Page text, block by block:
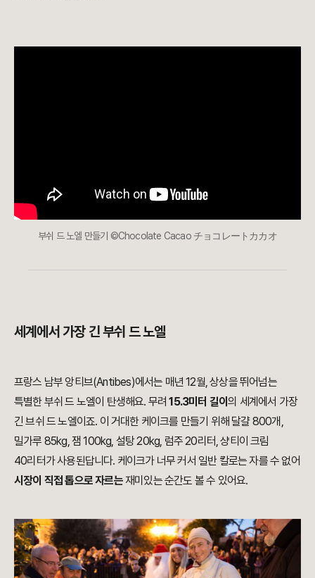
부쉬 드 노엘 만들기 ©Chocolate Cacao チョコレートカカオ
세계에서 가장 긴 부쉬 드 노엘
프랑스 남부 앙티브(Antibes)에서는 매년 12월, 상상을 뛰어넘는
특별한 부쉬 드 노엘이 탄생해요. 무려15.3미터 길이의 세계에서 가장
긴 브쉬 드 노엘이죠. 이 거대한 케이크를 만들기 위해 달걀 800개,
밀가루 85kg, 잼 100kg, 설탕 20kg, 럼주 20리터, 샹티이 크림
40리터가 사용된답니다. 케이크가 너무 커서 일반 칼로는 자를 수 없어
시장이 직접 톱으로 자르는재미있는 순간도 볼 수 있어요.